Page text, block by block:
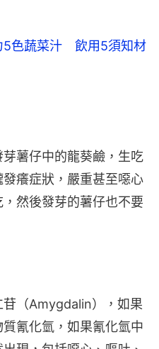
5色蔬菜汁 飲用5須知材
薯仔中的龍葵鹼，生吃
癢症狀，嚴重甚至噁心
然後發芽的薯仔也不要
（Amygdalin），如果
氰化氫，如果氰化氫中